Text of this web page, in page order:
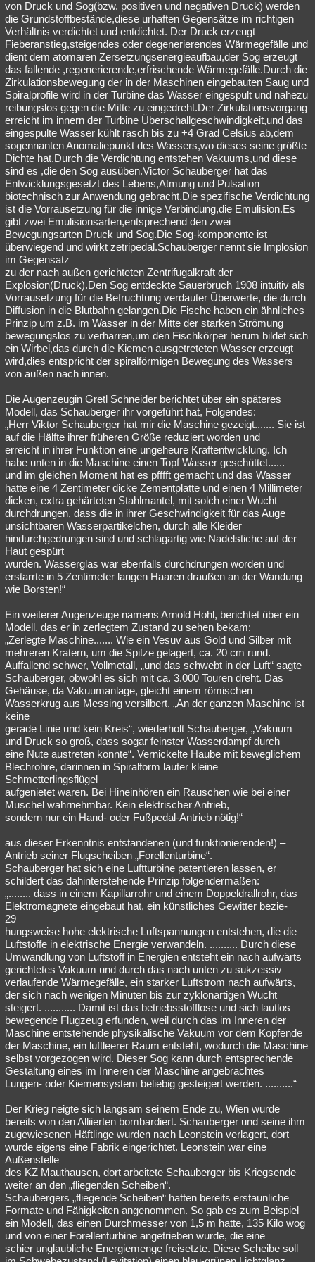
von Druck und Sog(bzw. positiven und negativen Druck) werden
die Grundstoffbestände,diese urhaften Gegensätze im richtigen
Verhältnis verdichtet und entdichtet. Der Druck erzeugt
Fieberanstieg,steigendes oder degenerierendes Wärmegefälle und
dient dem atomaren Zersetzungsenergieaufbau,der Sog erzeugt
das fallende ,regenerierende,erfrischende Wärmegefälle.Durch die
Zirkulationsbewegung der in der Maschinen eingebauten Saug und
Spiralprofile wird in der Turbine das Wasser eingespult und nahezu
reibungslos gegen die Mitte zu eingedreht.Der Zirkulationsvorgang
erreicht im innern der Turbine Überschallgeschwindigkeit,und das
eingespulte Wasser kühlt rasch bis zu +4 Grad Celsius ab,dem
sogennanten Anomaliepunkt des Wassers,wo dieses seine größte
Dichte hat.Durch die Verdichtung entstehen Vakuums,und diese
sind es ,die den Sog ausüben.Victor Schauberger hat das
Entwicklungsgesetzt des Lebens,Atmung und Pulsation
biotechnisch zur Anwendung gebracht.Die spezifische Verdichtung
ist die Vorrausetzung für die innige Verbindung,die Emulision.Es
gibt zwei Emulisionsarten,entsprechend den zwei
Bewegungsarten Druck und Sog.Die Sog-komponente ist
überwiegend und wirkt zetripedal.Schauberger nennt sie Implosion
im Gegensatz
zu der nach außen gerichteten Zentrifugalkraft der
Explosion(Druck).Den Sog entdeckte Sauerbruch 1908 intuitiv als
Vorrausetzung für die Befruchtung verdauter Überwerte, die durch
Diffusion in die Blutbahn gelangen.Die Fische haben ein ähnliches
Prinzip um z.B. im Wasser in der Mitte der starken Strömung
bewegungslos zu verharren,um den Fischkörper herum bildet sich
ein Wirbel,das durch die Kiemen ausgetreteten Wasser erzeugt
wird,dies entspricht der spiralförmigen Bewegung des Wassers
von außen nach innen.
Die Augenzeugin Gretl Schneider berichtet über ein späteres
Modell, das Schauberger ihr vorgeführt hat, Folgendes:
„Herr Viktor Schauberger hat mir die Maschine gezeigt....... Sie ist
auf die Hälfte ihrer früheren Größe reduziert worden und
erreicht in ihrer Funktion eine ungeheure Kraftentwicklung. Ich
habe unten in die Maschine einen Topf Wasser geschüttet......
und im gleichen Moment hat es pfffft gemacht und das Wasser
hatte eine 4 Zentimeter dicke Zementplatte und einen 4 Millimeter
dicken, extra gehärteten Stahlmantel, mit solch einer Wucht
durchdrungen, dass die in ihrer Geschwindigkeit für das Auge
unsichtbaren Wasserpartikelchen, durch alle Kleider
hindurchgedrungen sind und schlagartig wie Nadelstiche auf der
Haut gespürt
wurden. Wasserglas war ebenfalls durchdrungen worden und
erstarrte in 5 Zentimeter langen Haaren draußen an der Wandung
wie Borsten!“
Ein weiterer Augenzeuge namens Arnold Hohl, berichtet über ein
Modell, das er in zerlegtem Zustand zu sehen bekam:
„Zerlegte Maschine....... Wie ein Vesuv aus Gold und Silber mit
mehreren Kratern, um die Spitze gelagert, ca. 20 cm rund.
Auffallend schwer, Vollmetall, „und das schwebt in der Luft“ sagte
Schauberger, obwohl es sich mit ca. 3.000 Touren dreht. Das
Gehäuse, da Vakuumanlage, gleicht einem römischen
Wasserkrug aus Messing versilbert. „An der ganzen Maschine ist
keine
gerade Linie und kein Kreis“, wiederholt Schauberger, „Vakuum
und Druck so groß, dass sogar feinster Wasserdampf durch
eine Nute austreten konnte“. Vernickelte Haube mit beweglichem
Blechrohre, darinnen in Spiralform lauter kleine
Schmetterlingsflügel
aufgenietet waren. Bei Hineinhören ein Rauschen wie bei einer
Muschel wahrnehmbar. Kein elektrischer Antrieb,
sondern nur ein Hand- oder Fußpedal-Antrieb nötig!“
aus dieser Erkenntnis entstandenen (und funktionierenden!) –
Antrieb seiner Flugscheiben „Forellenturbine“.
Schauberger hat sich eine Luftturbine patentieren lassen, er
schildert das dahinterstehende Prinzip folgendermaßen:
„........ dass in einem Kapillarrohr und einem Doppeldrallrohr, das
Elektromagnete eingebaut hat, ein künstliches Gewitter bezie-
29
hungsweise hohe elektrische Luftspannungen entstehen, die die
Luftstoffe in elektrische Energie verwandeln. .......... Durch diese
Umwandlung von Luftstoff in Energien entsteht ein nach aufwärts
gerichtetes Vakuum und durch das nach unten zu sukzessiv
verlaufende Wärmegefälle, ein starker Luftstrom nach aufwärts,
der sich nach wenigen Minuten bis zur zyklonartigen Wucht
steigert. ........... Damit ist das betriebsstofflose und sich lautlos
bewegende Flugzeug erfunden, weil durch das im Inneren der
Maschine entstehende physikalische Vakuum vor dem Kopfende
der Maschine, ein luftleerer Raum entsteht, wodurch die Maschine
selbst vorgezogen wird. Dieser Sog kann durch entsprechende
Gestaltung eines im Inneren der Maschine angebrachtes
Lungen- oder Kiemensystem beliebig gesteigert werden. ..........“
Der Krieg neigte sich langsam seinem Ende zu, Wien wurde
bereits von den Alliierten bombardiert. Schauberger und seine ihm
zugewiesenen Häftlinge wurden nach Leonstein verlagert, dort
wurde eigens eine Fabrik eingerichtet. Leonstein war eine
Außenstelle
des KZ Mauthausen, dort arbeitete Schauberger bis Kriegsende
weiter an den „fliegenden Scheiben“.
Schaubergers „fliegende Scheiben“ hatten bereits erstaunliche
Formate und Fähigkeiten angenommen. So gab es zum Beispiel
ein Modell, das einen Durchmesser von 1,5 m hatte, 135 Kilo wog
und von einer Forellenturbine angetrieben wurde, die eine
schier unglaubliche Energiemenge freisetzte. Diese Scheibe soll